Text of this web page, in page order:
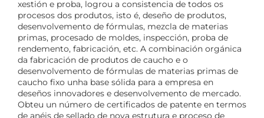
xestión e proba, logrou a consistencia de todos os
procesos dos produtos, isto é, deseño de produtos,
desenvolvemento de fórmulas, mezcla de materias
primas, procesado de moldes, inspección, proba de
rendemento, fabricación, etc. A combinación orgánica
da fabricación de produtos de caucho e o
desenvolvemento de fórmulas de materias primas de
caucho fixo unha base sólida para a empresa en
deseños innovadores e desenvolvemento de mercado.
Obteu un número de certificados de patente en termos
de anéis de sellado de nova estrutura e proceso de